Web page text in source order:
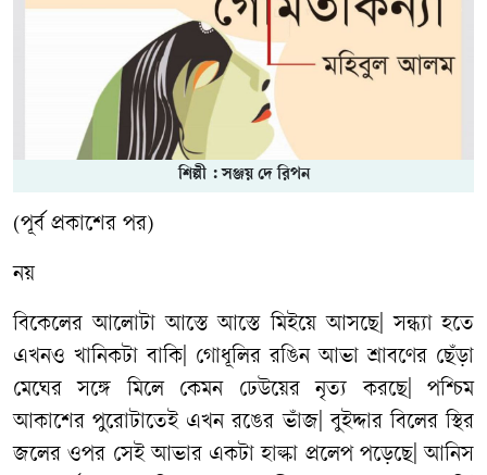
শিল্পী : সঞ্জয় দে রিপন
(পূর্ব প্রকাশের পর)
নয়
বিকেলের আলোটা আস্তে আস্তে মিইয়ে আসছে|সন্ধ্যা হতে
এখনও খানিকটা বাকি| গোধূলির রঙিন আভা শ্রাবণের ছেঁড়া
মেঘের
সঙ্গে মিলে কেমন ঢেউয়ের নৃত্য করছে|পশ্চিম
আকাশের পুরোটাতেই এখন রঙের ভাঁজ|বুইদ্দার বিলের স্থির
জলের ওপর সেই আভার একটা হাল্কা প্রলেপ পড়েছে|আনিস